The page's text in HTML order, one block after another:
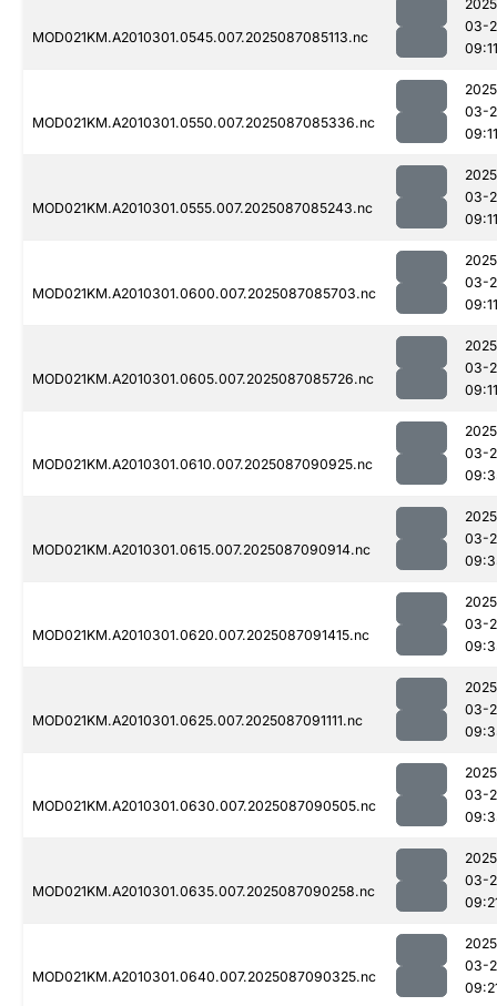
MOD021KM.A2010301.0545.007.2025087085113.nc
03-
09:11
MOD021KM.A2010301.0550.007.2025087085336.nc
03-
09:11
MOD021KM.A2010301.0555.007.2025087085243.nc
03-
09:11
MOD021KM.A2010301.0600.007.2025087085703.nc
03-
09:11
MOD021KM.A2010301.0605.007.2025087085726.nc
03-
09:11
MOD021KM.A2010301.0610.007.2025087090925.nc
03-
MOD021KM.A2010301.0615.007.2025087090914.nc
03-
MOD021KM.A2010301.0620.007.2025087091415.nc
03-
MOD021KM.A2010301.0625.007.2025087091111.nc
03-
MOD021KM.A2010301.0630.007.2025087090505.nc
03-
MOD021KM.A2010301.0635.007.2025087090258.nc
03-
MOD021KM.A2010301.0640.007.2025087090325.nc
03-